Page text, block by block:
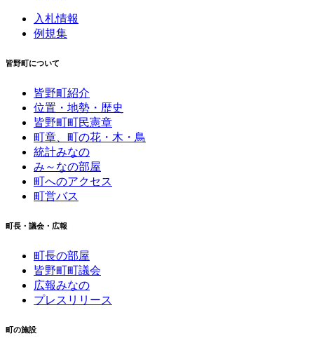
入札情報
例規集
皆野町について
皆野町紹介
位置・地勢・歴史
皆野町町民憲章
町章、町の花・木・鳥
統計みなの
み～なの部屋
町へのアクセス
町営バス
町長・議会・広報
町長の部屋
皆野町町議会
広報みなの
プレスリリース
町の施設